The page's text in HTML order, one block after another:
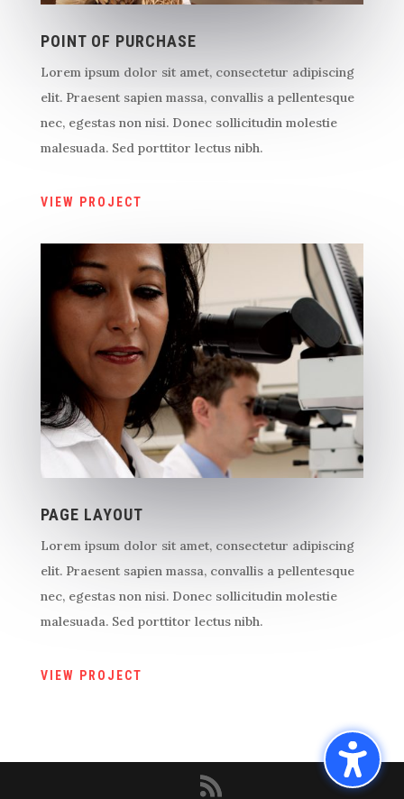
POINT OF PURCHASE
Lorem ipsum dolor sit amet, consectetur adipiscing
elit. Praesent sapien massa, convallis a pellentesque
nec, egestas non nisi. Donec sollicitudin molestie
malesuada. Sed porttitor lectus nibh.
VIEW PROJECT
PAGE LAYOUT
Lorem ipsum dolor sit amet, consectetur adipiscing
elit. Praesent sapien massa, convallis a pellentesque
nec, egestas non nisi. Donec sollicitudin molestie
malesuada. Sed porttitor lectus nibh.
VIEW PROJECT